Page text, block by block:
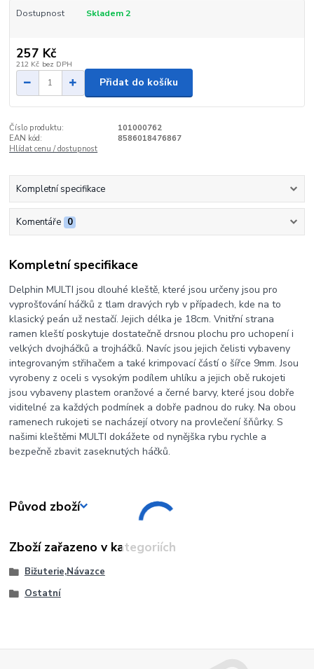
Dostupnost Skladem 2
257 Kč
212 Kč bez DPH
Přidat do košíku
Číslo produktu:
101000762
EAN kód:
8586018476867
Hlídat cenu / dostupnost
Kompletní specifikace
Komentáře 0
Kompletní specifikace
Delphin MULTI jsou dlouhé kleště, které jsou určeny jsou pro
vyprošťování háčků z tlam dravých ryb v případech, kde na to
klasický peán už nestačí. Jejich délka je 18cm. Vnitřní strana
ramen kleští poskytuje dostatečně drsnou plochu pro uchopení i
velkých dvojháčků a trojháčků. Navíc jsou jejich čelisti vybaveny
integrovaným střihačem a také krimpovací částí o šířce 9mm. Jsou
vyrobeny z oceli s vysokým podílem uhlíku a jejich obě rukojeti
jsou vybaveny plastem oranžové a černé barvy, které jsou dobře
viditelné za každých podmínek a dobře padnou do ruky. Na obou
ramenech rukojeti se nacházejí otvory na provlečení šňůrky. S
našimi kleštěmi MULTI dokážete od nynějška rybu rychle a
bezpečně zbavit zaseknutých háčků.
Původ zboží
Zboží zařazeno v kategoriích
Bižuterie,Návazce
Ostatní